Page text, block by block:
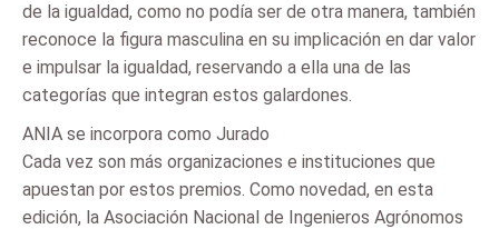
de la igualdad, como no podía ser de otra manera, también
reconoce la figura masculina en su implicación en dar valor
e impulsar la igualdad, reservando a ella una de las
categorías que integran estos galardones.
ANIA se incorpora como Jurado
Cada vez son más organizaciones e instituciones que
apuestan por estos premios. Como novedad, en esta
edición, la Asociación Nacional de Ingenieros Agrónomos